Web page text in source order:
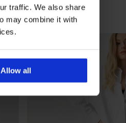
traffic. We also share
may combine it with
Allow all
Zľava
18,89 €Pôvodná cena
26,99 €
15,11 €kódGET20